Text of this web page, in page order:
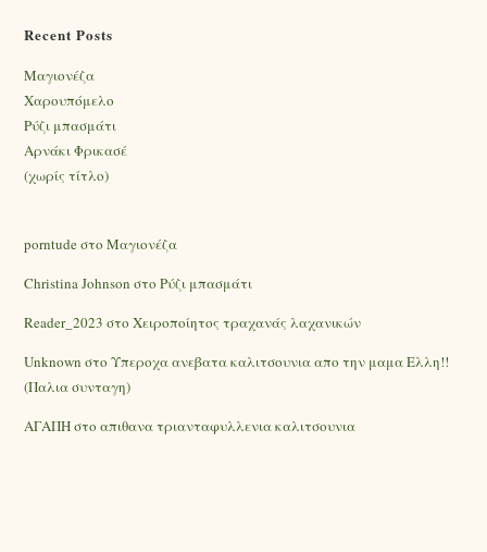
Recent Posts
Mαγιονέζα
Χαρουπόμελο
Ρύζι μπασμάτι
Αρνάκι Φρικασέ
(χωρίς τίτλο)
porntudeστοMαγιονέζα
Christina Johnson στοΡύζι μπασμάτι
Reader_2023 στοΧειροποίητος τραχανάς λαχανικών
Unknown στοΥπεροχα ανεβατα καλιτσουνια απο την μαμα Ελλη!!
(Παλια συνταγη)
ΑΓΑΠΗστοαπιθανα τριανταφυλλενια καλιτσουνια